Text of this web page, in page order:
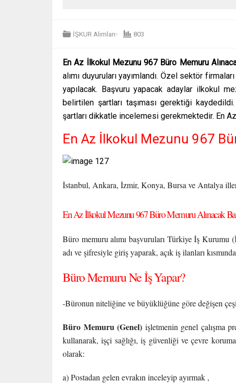
İŞKUR Alımları 803
En Az İlkokul Mezunu 967 Büro Memuru
alımı duyuruları yayımlandı. Özel sektör
yapılacak. Başvuru yapacak adaylar ilkokul
belirtilen şartları taşıması gerektiği
şartları dikkatle incelemesi gerekmektedir. En
En Az İlkokul Mezunu 967
İstanbul, Ankara, İzmir, Konya, Bursa ve Antalya
En Az İlkokul Mezunu 967 Büro Memuru Alınacak
Büro memuru alımı başvuruları Türkiye İş Kurumu (
adı ve şifresiyle giriş yaparak, açık iş ilanları
Büro Memuru Ne İş Yapar?
-Büronun niteliğine ve büyüklüğüne göre değişen
Büro Memuru (Genel) işletmenin genel çalışma
kullanarak, işçi sağlığı, iş güvenliği ve çevre
olarak:
a) Postadan gelen evrakın inceleyip ayırmak ,